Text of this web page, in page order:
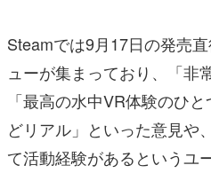
Steamでは9月17日の発売
ューが集まっており、「非
「最高の水中VR体験のひ
どリアル」といった意見や
て活動経験があるというユ